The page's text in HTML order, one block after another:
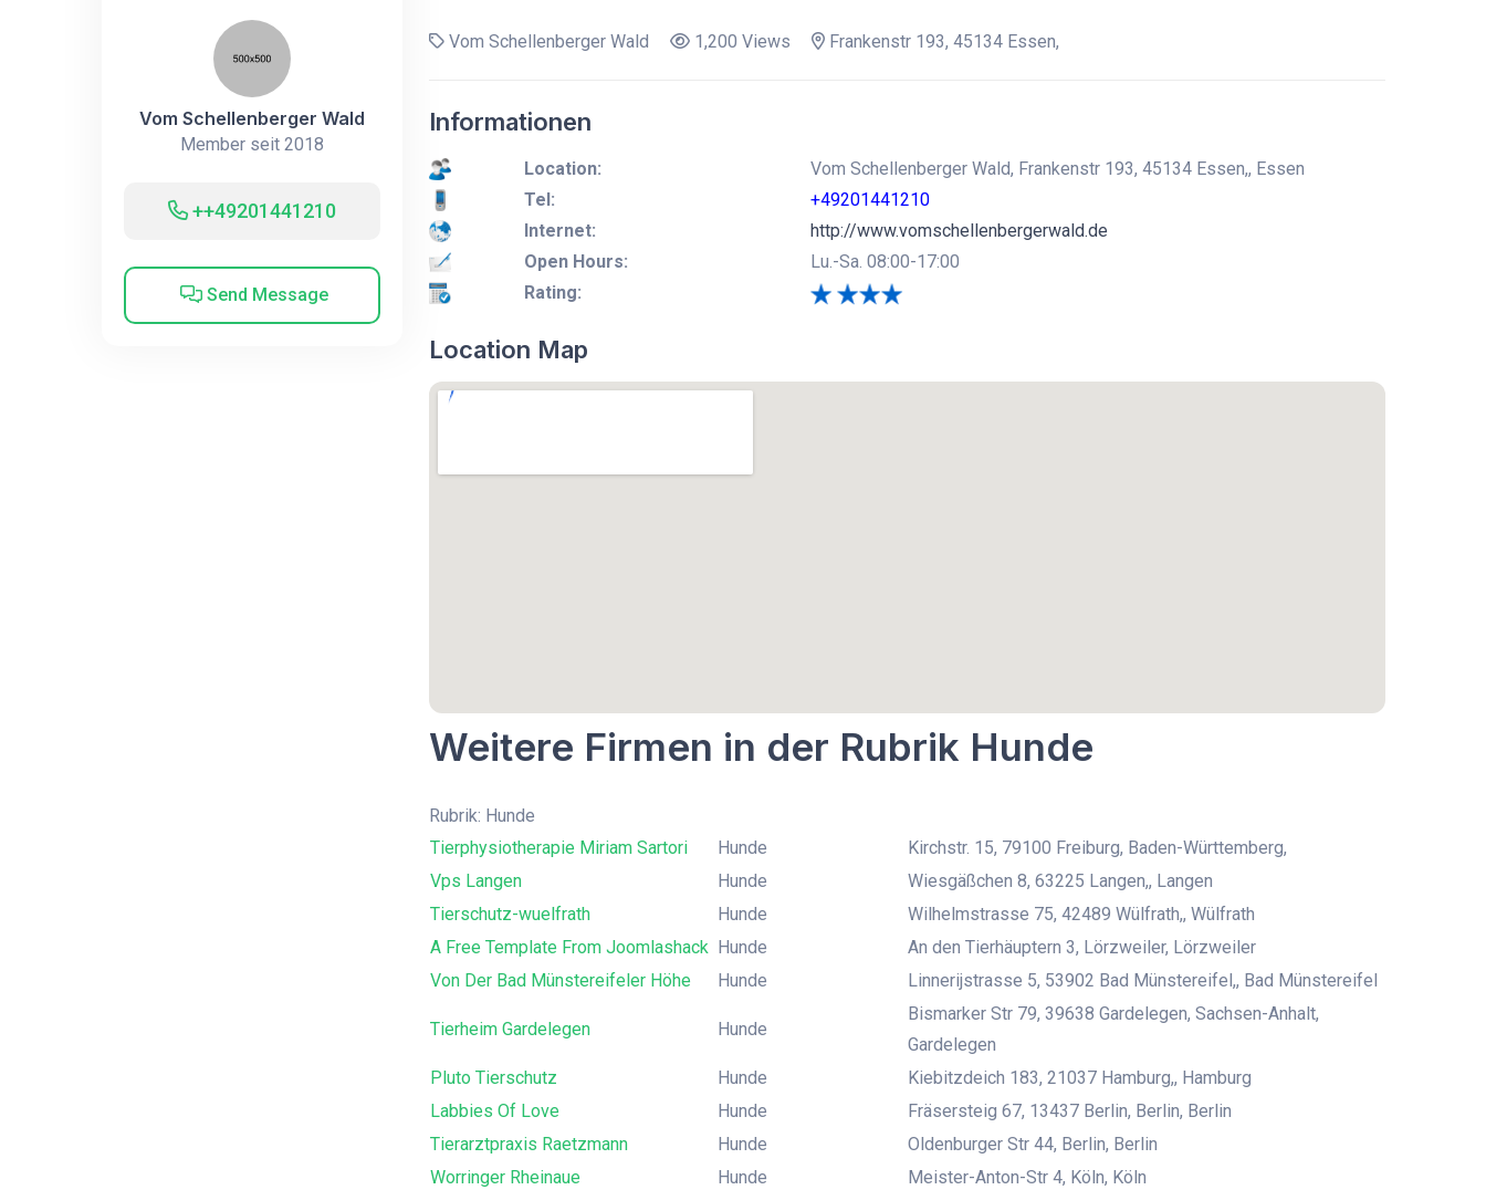
Vom Schellenberger Wald
Member seit 2018
++49201441210
Send Message
Vom Schellenberger Wald 1,200 Views Frankenstr 193, 45134 Essen,
Informationen
Location:
Vom Schellenberger Wald, Frankenstr 193, 45134 Essen,, Essen
Tel:
+49201441210
Internet:
http://www.vomschellenbergerwald.de
Open Hours:
Lu.-Sa. 08:00-17:00
Rating:
Location Map
Weitere Firmen in der Rubrik Hunde
Rubrik: Hunde
Tierphysiotherapie Miriam Sartori
Hunde
Kirchstr. 15, 79100 Freiburg, Baden-Württemberg,
Vps Langen
Hunde
Wiesgäßchen 8, 63225 Langen,, Langen
Tierschutz-wuelfrath
Hunde
Wilhelmstrasse 75, 42489 Wülfrath,, Wülfrath
A Free Template From Joomlashack Hunde
An den Tierhäuptern 3, Lörzweiler, Lörzweiler
Von Der Bad Münstereifeler Höhe
Hunde Linnerijstrasse 5, 53902 Bad Münstereifel,, Bad Münstereifel
Tierheim Gardelegen Hunde
Bismarker Str 79, 39638 Gardelegen, Sachsen-Anhalt,
Gardelegen
Pluto Tierschutz
Hunde
Kiebitzdeich 183, 21037 Hamburg,, Hamburg
Labbies Of Love
Hunde
Fräsersteig 67, 13437 Berlin, Berlin, Berlin
Tierarztpraxis Raetzmann
Hunde
Oldenburger Str 44, Berlin, Berlin
Worringer Rheinaue
Hunde
Meister-Anton-Str 4, Köln, Köln